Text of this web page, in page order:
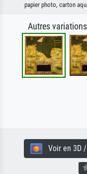
papier photo, carton
Autres
Voir en 3D /